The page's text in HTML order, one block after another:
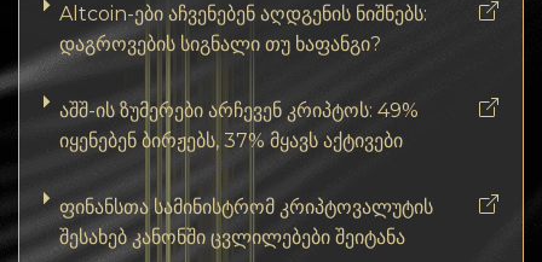
Altcoin-ები აჩვენებენ აღდგენის ნიშნებს:
დაგროვების სიგნალი თუ ხაფანგი?
აშშ-ის ზუმერები არჩევენ კრიპტოს: 49%
იყენებენ ბირჟებს, 37% მყავს აქტივები
ფინანსთა სამინისტრომ კრიპტოვალუტის
შესახებ კანონში ცვლილებები შეიტანა